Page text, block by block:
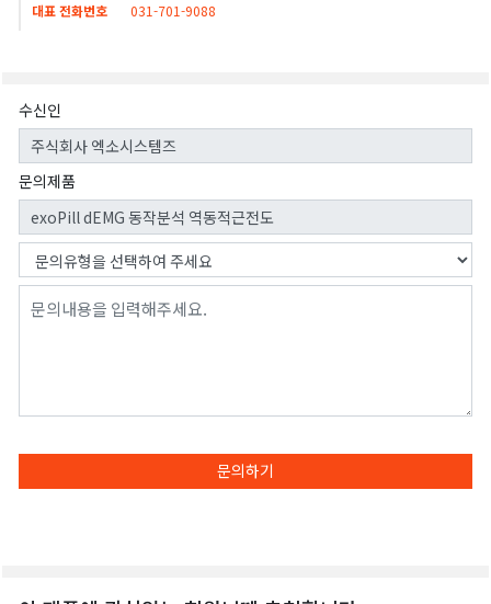
대표 전화번호 031-701-9088
수신인
문의제품
문의하기